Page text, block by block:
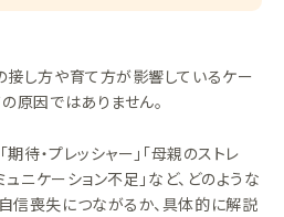
接し方や育て方が影響しているケー
原因ではありません。
期待・プレッシャー」「母親のストレ
ュニケーション不足」など、どのような
信喪失につながるか、具体的に解説